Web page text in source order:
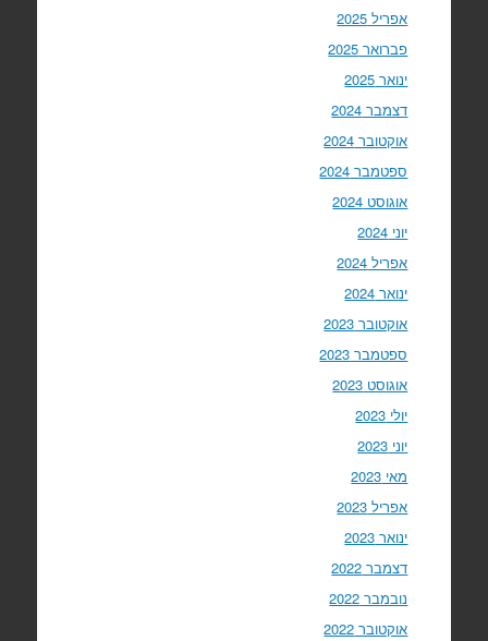
אפריל 2025
פברואר 2025
ינואר 2025
דצמבר 2024
אוקטובר 2024
ספטמבר 2024
אוגוסט 2024
יוני 2024
אפריל 2024
ינואר 2024
אוקטובר 2023
ספטמבר 2023
אוגוסט 2023
יולי 2023
יוני 2023
מאי 2023
אפריל 2023
ינואר 2023
דצמבר 2022
נובמבר 2022
אוקטובר 2022